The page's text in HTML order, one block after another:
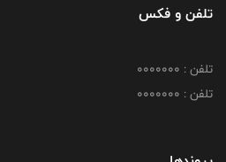
تلفن و فکس
تلفن : 0000000
تلفن : 0000000